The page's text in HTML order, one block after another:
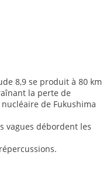
8,9 se produit à 80 km
la perte de
de Fukushima
vagues débordent les